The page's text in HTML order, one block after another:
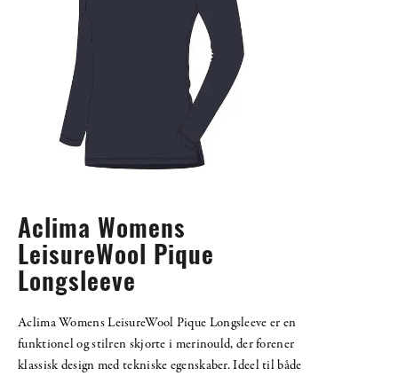
Aclima Womens
LeisureWool Pique
Longsleeve
Aclima Womens LeisureWool Pique Longsleeve er en
funktionel og stilren skjorte i merinould, der forener
klassisk design med tekniske egenskaber. Ideel til både